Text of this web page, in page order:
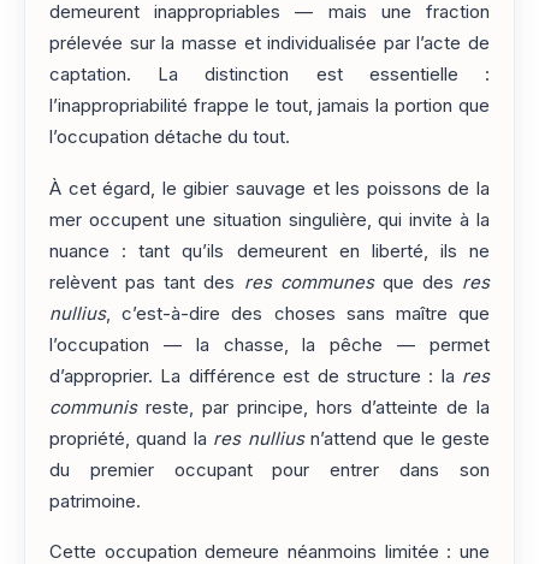
demeurent inappropriables — mais une fraction
prélevée sur la masse et individualisée par l’acte de
captation. La distinction est essentielle :
l’inappropriabilité frappe le tout, jamais la portion que
l’occupation détache du tout.
À cet égard, le gibier sauvage et les poissons de la
mer occupent une situation singulière, qui invite à la
nuance : tant qu’ils demeurent en liberté, ils ne
relèvent pas tant des res communesque des res
nullius, c’est-à-dire des choses sans maître que
l’occupation — la chasse, la pêche — permet
d’approprier. La différence est de structure : la res
communisreste, par principe, hors d’atteinte de la
propriété, quand la res nulliusn’attend que le geste
du premier occupant pour entrer dans son
patrimoine.
Cette occupation demeure néanmoins limitée : une